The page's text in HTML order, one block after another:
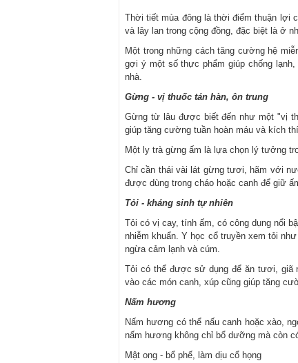
Thời tiết mùa đông là thời điểm thuận lợi
và lây lan trong cộng đồng, đặc biệt là ở
Một trong những cách tăng cường hệ
gợi ý một số thực phẩm giúp chống
nhà.
Gừng - vị thuốc tán hàn, ôn trung
Gừng từ lâu được biết đến như một "vị
giúp tăng cường tuần hoàn máu và kích
Một ly trà gừng ấm là lựa chọn lý tưởng
Chỉ cần thái vài lát gừng tươi, hãm với
được dùng trong cháo hoặc canh để giữ
Tỏi - kháng sinh tự nhiên
Tỏi có vị cay, tính ấm, có công dụng nổi
nhiễm khuẩn. Y học cổ truyền xem tỏi
ngừa cảm lạnh và cúm.
Tỏi có thể được sử dụng để ăn tươi, giã
vào các món canh, xúp cũng giúp tăng
Nấm hương
Nấm hương có thể nấu canh hoặc xào,
nấm hương không chỉ bổ dưỡng mà còn
Mật ong - bổ phế, làm dịu cổ họng